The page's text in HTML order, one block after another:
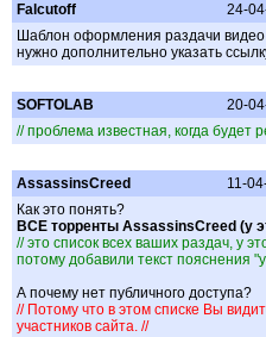
Falcutoff
24-
Шаблон оформления раздачи видео
нужно дополнительно указать
SOFTOLAB
20-
// проблема известная, когда будет
AssassinsCreed
11-
Как это понять?
ВСЕ торренты AssassinsCreed (у
// это список всех ваших раздач, у
потому добавили текст пояснения
А почему нет публичного доступа?
// Потому что в этом списке Вы
участников сайта. //